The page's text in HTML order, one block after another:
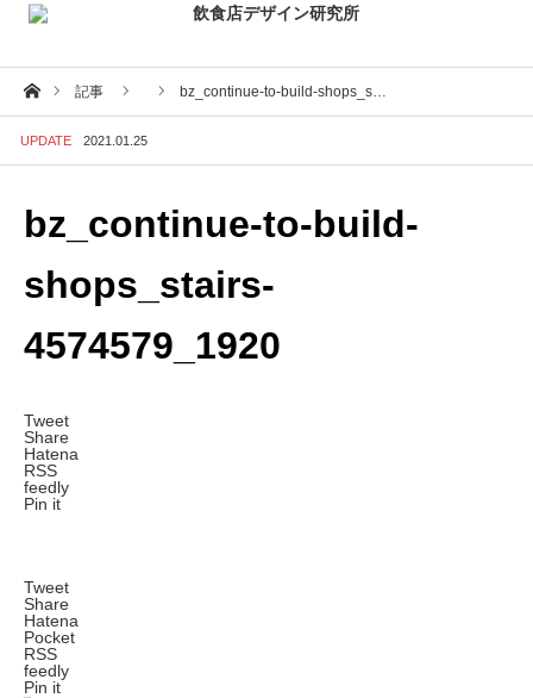
ホーム記事 bz_continue-to-build-shops_s…
UPDATE 2021.01.25
bz_continue-to-build-
shops_stairs-
4574579_1920
Tweet
Share
Hatena
RSS
feedly
Pin it
Tweet
Share
Hatena
Pocket
RSS
feedly
Pin it